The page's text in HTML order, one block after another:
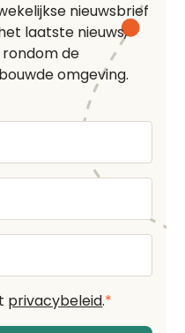
nieuwsbrief
laatste nieuws,
de
omgeving.
privacybeleid.*